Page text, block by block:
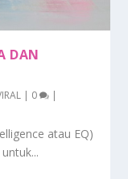
DAN
| 0 |
atau EQ)